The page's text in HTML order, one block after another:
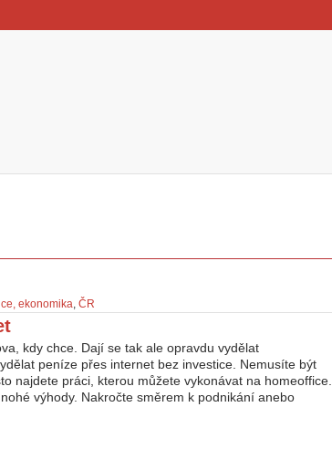
ekonomika, ČR
kdy chce. Dají se tak ale opravdu vydělat
peníze přes internet bez investice. Nemusíte být
najdete práci, kterou můžete vykonávat na homeoffice.
výhody. Nakročte směrem k podnikání anebo